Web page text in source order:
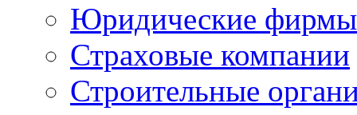
Юридические фирмы
Страховые компании
Строительные